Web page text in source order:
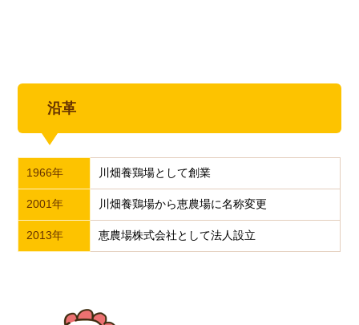
沿革
1966年 川畑養鶏場として創業
2001年 川畑養鶏場から恵農場に名称変更
2013年 恵農場株式会社として法人設立